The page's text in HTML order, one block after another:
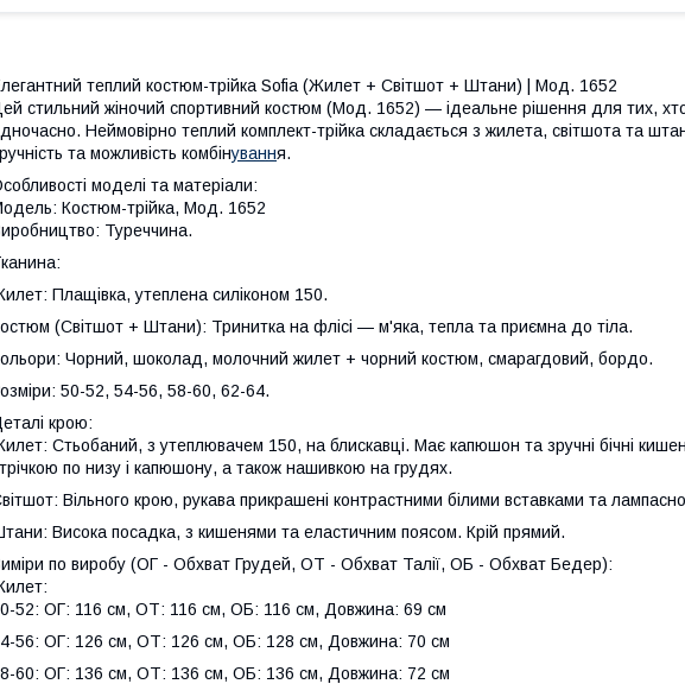
теплий костюм-трійка Sofia (Жилет + Світшот + Штани) | Мод. 1652
стильний жіночий спортивний костюм (Мод. 1652) — ідеальне рішення для тих,
Неймовірно теплий комплект-трійка складається з жилета, світшота та
та можливість комбінування.
моделі та матеріали:
Костюм-трійка, Мод. 1652
Туреччина.
Плащівка, утеплена силіконом 150.
(Світшот + Штани): Тринитка на флісі — м'яка, тепла та приємна до тіла.
Чорний, шоколад, молочний жилет + чорний костюм, смарагдовий, бордо.
50-52, 54-56, 58-60, 62-64.
крою:
Стьобаний, з утеплювачем 150, на блискавці. Має капюшон та зручні бічні
по низу і капюшону, а також нашивкою на грудях.
Вільного крою, рукава прикрашені контрастними білими вставками та
Висока посадка, з кишенями та еластичним поясом. Крій прямий.
по виробу (ОГ - Обхват Грудей, ОТ - Обхват Талії, ОБ - Обхват Бедер):
52: ОГ: 116 см, ОТ: 116 см, ОБ: 116 см, Довжина: 69 см
56: ОГ: 126 см, ОТ: 126 см, ОБ: 128 см, Довжина: 70 см
60: ОГ: 136 см, ОТ: 136 см, ОБ: 136 см, Довжина: 72 см